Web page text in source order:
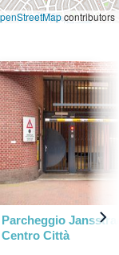
contributors
Parcheggio
Centro Città